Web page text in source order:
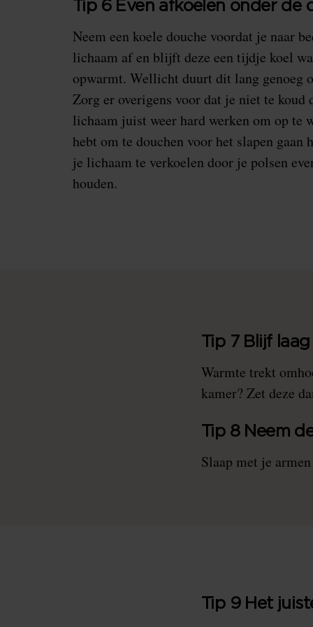
Tip 6 Even afkoelen onder de
Neem een koele douche voordat je naar
lichaam af en blijft deze een tijdje koel
opwarmt. Wellicht duurt dit lang genoeg
Zorg er overigens voor dat je niet te koud
lichaam juist weer hard werken om op te
hebt om te douchen voor het slapen gaan
je lichaam te verkoelen door je polsen
houden.
Tip 7 Blijf laag
Warmte trekt
kamer? Zet deze
Tip 8 Neem
Slaap met je
Tip 9 Het